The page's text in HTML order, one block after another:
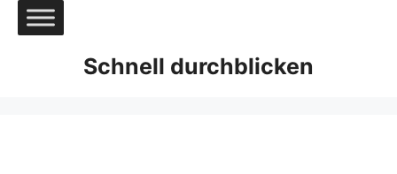
Zum
Inhalt
Schnell durchblicken